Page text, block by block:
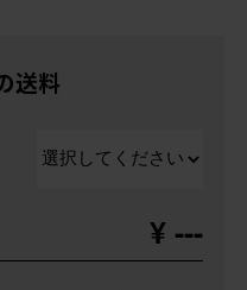
送料
¥ ---